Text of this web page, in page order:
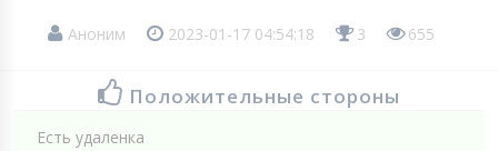
Аноним 2023-01-17 04:54:18 3 655
Положительные стороны
Есть удаленка